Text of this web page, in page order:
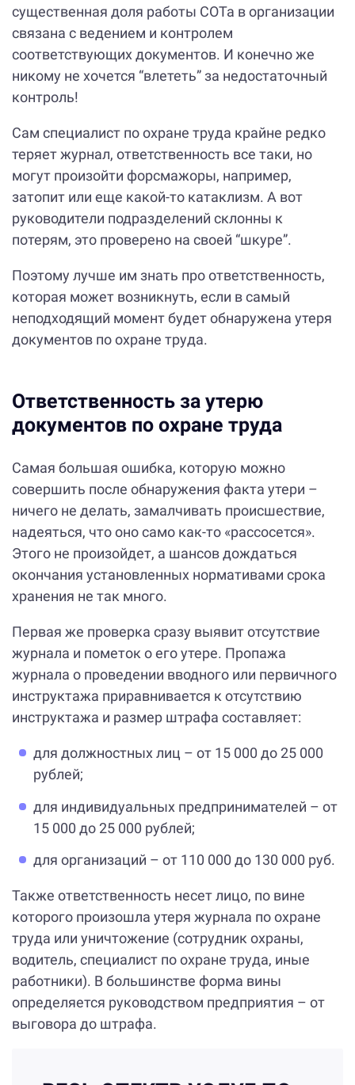
существенная доля работы СОТа в организации
связана с ведением и контролем
соответствующих документов. И конечно же
никому не хочется “влететь” за недостаточный
контроль!
Сам специалист по охране труда крайне редко
теряет журнал, ответственность все таки, но
могут произойти форсмажоры, например,
затопит или еще какой-то катаклизм. А вот
руководители подразделений склонны к
потерям, это проверено на своей “шкуре”.
Поэтому лучше им знать про ответственность,
которая может возникнуть, если в самый
неподходящий момент будет обнаружена утеря
документов по охране труда.
Ответственность за утерю
документов по охране труда
Самая большая ошибка, которую можно
совершить после обнаружения факта утери –
ничего не делать, замалчивать происшествие,
надеяться, что оно само как-то «рассосется».
Этого не произойдет, а шансов дождаться
окончания установленных нормативами срока
хранения не так много.
Первая же проверка сразу выявит отсутствие
журнала и пометок о его утере. Пропажа
журнала о проведении вводного или первичного
инструктажа приравнивается к отсутствию
инструктажа и размер штрафа составляет:
для должностных лиц – от 15 000 до 25 000
рублей;
для индивидуальных предпринимателей – от
15 000 до 25 000 рублей;
для организаций – от 110 000 до 130 000 руб.
Также ответственность несет лицо, по вине
которого произошла утеря журнала по охране
труда или уничтожение (сотрудник охраны,
водитель, специалист по охране труда, иные
работники). В большинстве форма вины
определяется руководством предприятия – от
выговора до штрафа.